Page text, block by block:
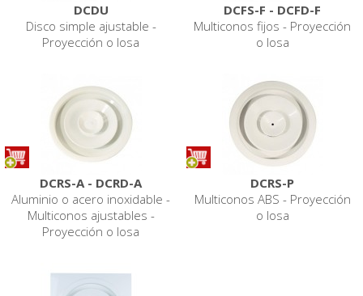
DCDU
Disco simple ajustable -
Proyección o losa
DCFS-F - DCFD-F
Multiconos fijos - Proyección
o losa
DCRS-A - DCRD-A
Aluminio o acero inoxidable -
Multiconos ajustables -
Proyección o losa
DCRS-P
Multiconos ABS - Proyección
o losa